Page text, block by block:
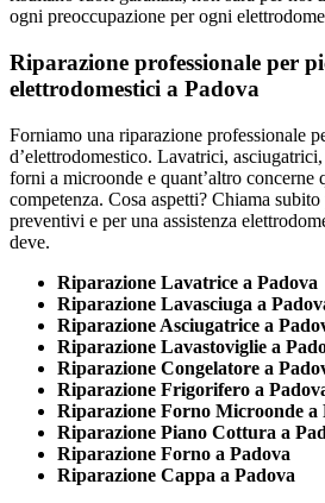
ogni preoccupazione per ogni
Riparazione professionale per
elettrodomestici a Padova
Forniamo una riparazione professionale
d’elettrodomestico. Lavatrici,
forni a microonde e quant’altro concerne
competenza. Cosa aspetti? Chiama
preventivi e per una assistenza
deve.
Riparazione Lavatrice a Padova
Riparazione Lavasciuga a
Riparazione Asciugatrice a
Riparazione Lavastoviglie a
Riparazione Congelatore a
Riparazione Frigorifero a
Riparazione Forno Microonde a
Riparazione Piano Cottura a
Riparazione Forno a Padova
Riparazione Cappa a Padova